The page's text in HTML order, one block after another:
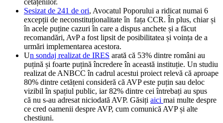
cetățenilor.
Sesizat de 241 de ori, Avocatul Poporului a ridicat numai 6
excepții de neconstituționalitate în fața CCR. În plus, chiar și
în acele puține cazuri în care a dispus anchete și a făcut
recomandări, AvP a fost lipsit de posibilitatea și voința de a
urmări implementarea acestora.
Un sondaj realizat de IRES arată că 53% dintre români au
puțină și foarte puțină încredere în această instituție. Un studiu
realizat de ANBCC în cadrul acestui proiect relevă că aproape
80% dintre cetățeni consideră că AVP este puțin sau deloc
vizibil în spațiul public, iar 82% dintre cei întrebați au spus
că nu s-au adresat niciodată AVP. Găsiți aici mai multe despre
ce cred oamenii despre AVP, cum comunică AVP și alte
chestiuni.